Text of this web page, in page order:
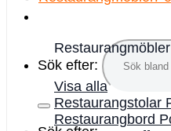
Sök efter:
Restaurangmöbler
Visa alla
Restaurangstolar
Restaurangbord